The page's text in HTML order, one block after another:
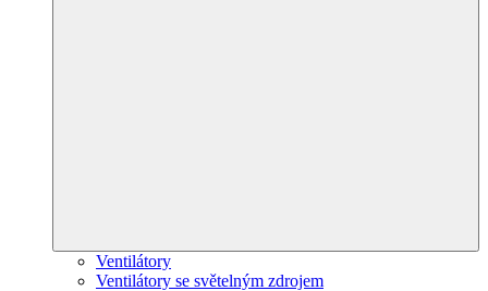
Ventilátory
Ventilátory se světelným zdrojem